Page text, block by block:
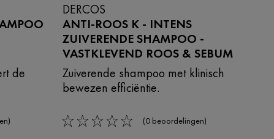
de
DERCOS
ANTI-ROOS K - INTENS
ZUIVERENDE SHAMPOO -
VASTKLEVEND ROOS & SEBUM
Zuiverende shampoo met klinisch
bewezen efficiëntie.
0/5 (0 beoordelingen)